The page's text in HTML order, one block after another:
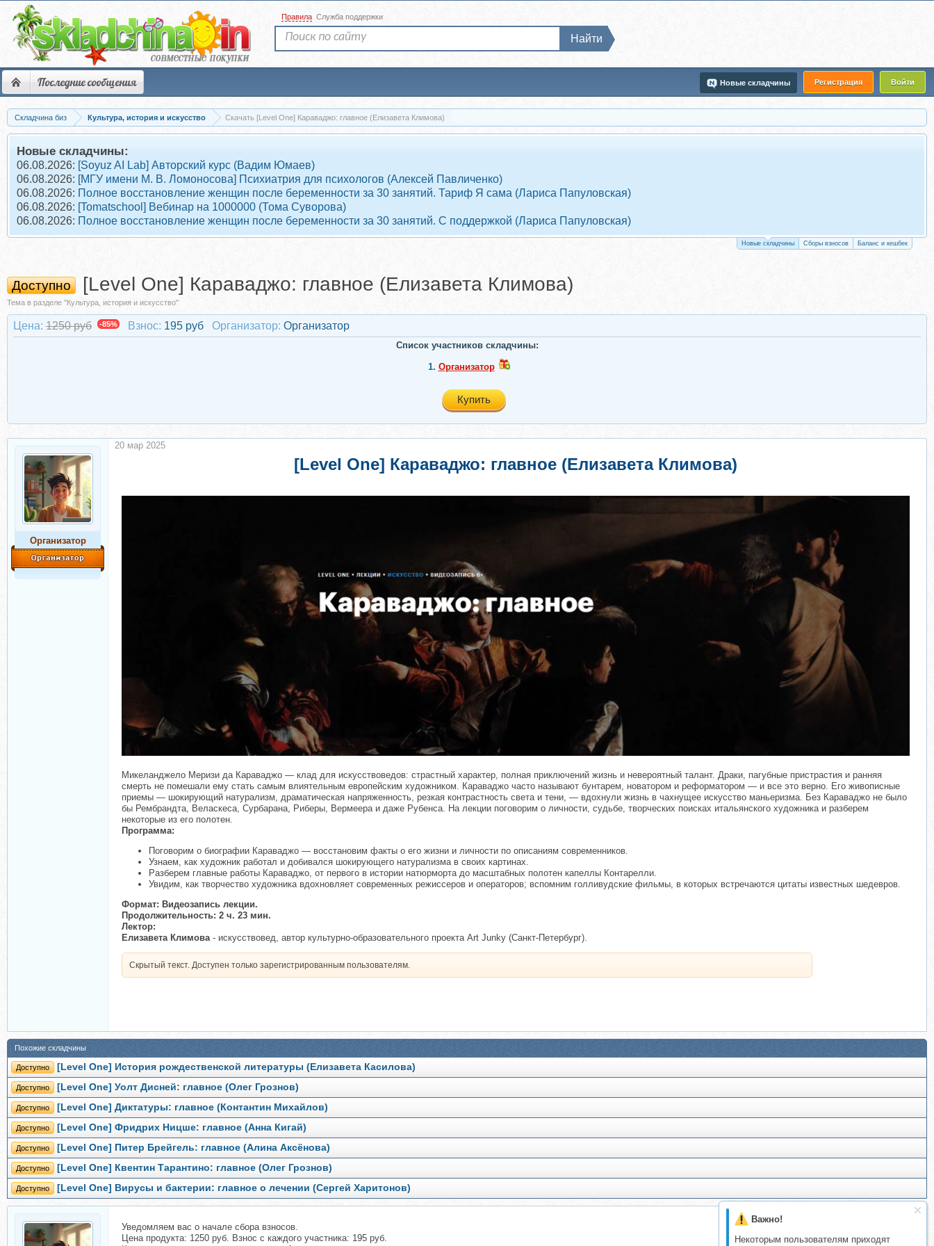
Последние сообщения Регистрация Войти
Новые складчины
Правила Служба поддержки
Найти
Складчина биз Культура, история и искусство Скачать [Level One] Караваджо: главное (Елизавета Климова)
Новые складчины:
06.08.2026: [Soyuz AI Lab] Авторский курс (Вадим Юмаев)
06.08.2026: [МГУ имени М. В. Ломоносова] Психиатрия для психологов (Алексей Павличенко)
06.08.2026: Полное восстановление женщин после беременности за 30 занятий. Тариф Я сама (Лариса Папуловская)
06.08.2026: [Tomatschool] Вебинар на 1000000 (Тома Суворова)
06.08.2026: Полное восстановление женщин после беременности за 30 занятий. С поддержкой (Лариса Папуловская)
Новые складчины Сборы взносов Баланс и кешбек
Важно!
Некоторым пользователям приходят
Доступно [Level One] Караваджо: главное (Елизавета Климова)
Тема в разделе "Культура, история и искусство"
Цена: 1250 руб -85% Взнос: 195 руб Организатор: Организатор
Список участников складчины:
1. Организатор
Купить
Организатор
[Level One] Караваджо: главное (Елизавета Климова)
Микеланджело Меризи да Караваджо — клад для искусствоведов: страстный характер, полная приключений жизнь и невероятный талант. Драки, пагубные пристрастия и ранняя
смерть не помешали ему стать самым влиятельным европейским художником. Караваджо часто называют бунтарем, новатором и реформатором — и все это верно. Его живописные
приемы — шокирующий натурализм, драматическая напряженность, резкая контрастность света и тени, — вдохнули жизнь в чахнущее искусство маньеризма. Без Караваджо не было
бы Рембрандта, Веласкеса, Сурбарана, Риберы, Вермеера и даже Рубенса. На лекции поговорим о личности, судьбе, творческих поисках итальянского художника и разберем
некоторые из его полотен.
Программа:
Поговорим о биографии Караваджо — восстановим факты о его жизни и личности по описаниям современников.
Узнаем, как художник работал и добивался шокирующего натурализма в своих картинах.
Разберем главные работы Караваджо, от первого в истории натюрморта до масштабных полотен капеллы Контарелли.
Увидим, как творчество художника вдохновляет современных режиссеров и операторов; вспомним голливудские фильмы, в которых встречаются цитаты известных шедевров.
Формат: Видеозапись лекции.
Продолжительность: 2 ч. 23 мин.
Лектор:
Елизавета Климова - искусствовед, автор культурно-образовательного проекта Art Junky (Санкт-Петербург).
Скрытый текст. Доступен только зарегистрированным пользователям.
20 мар 2025
Похожие складчины
Доступно [Level One] История рождественской литературы (Елизавета Касилова)
Доступно [Level One] Уолт Дисней: главное (Олег Грознов)
Доступно [Level One] Диктатуры: главное (Контантин Михайлов)
Доступно [Level One] Фридрих Ницше: главное (Анна Кигай)
Доступно [Level One] Питер Брейгель: главное (Алина Аксёнова)
Доступно [Level One] Квентин Тарантино: главное (Олег Грознов)
Доступно [Level One] Вирусы и бактерии: главное о лечении (Сергей Харитонов)
Уведомляем вас о начале сбора взносов.
Цена продукта: 1250 руб. Взнос с каждого участника: 195 руб.